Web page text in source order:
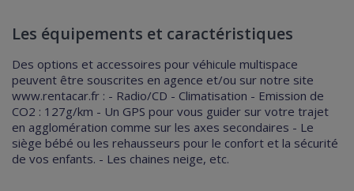
Les équipements et caractéristiques
Des options et accessoires pour véhicule multispace
peuvent être souscrites en agence et/ou sur notre site
www.rentacar.fr : - Radio/CD - Climatisation - Emission de
CO2 : 127g/km - Un GPS pour vous guider sur votre trajet
en agglomération comme sur les axes secondaires - Le
siège bébé ou les rehausseurs pour le confort et la sécurité
de vos enfants. - Les chaines neige, etc.